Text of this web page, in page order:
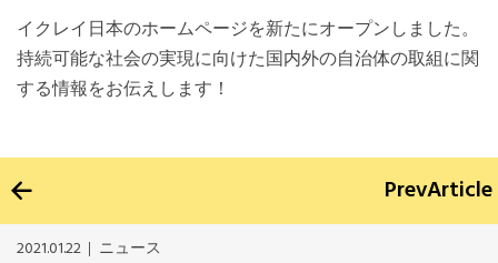
Southeast Asia Secretariat
South America Secretariat
USA Office
イクレイ日本のホームページを新たにオープンしました。
持続可能な社会の実現に向けた国内外の自治体の取組に関
する情報をお伝えします！
PrevArticle
2021.01.22 ニュース